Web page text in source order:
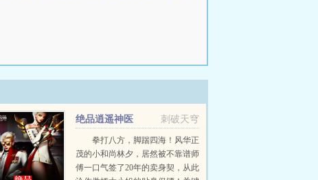
刺破天穹
绝品逍遥神医
拳打八方，脚踹四海！风华正
茂的小和尚林夕，居然被不靠谱师
傅一口气签了20年的卖身契，从此